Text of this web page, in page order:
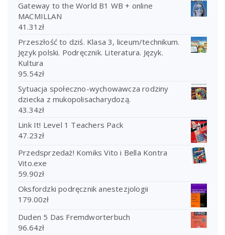
Gateway to the World B1 WB + online
MACMILLAN
41.31 zł
Przeszłość to dziś. Klasa 3, liceum/technikum.
Język polski. Podręcznik. Literatura. Język.
Kultura
95.54zł
Sytuacja społeczno-wychowawcza rodziny
dziecka z mukopolisacharydozą.
43.34zł
Link It! Level 1 Teachers Pack
47.23zł
Przedsprzedaż! Komiks Vito i Bella Kontra
Vito.exe
59.90zł
Oksfordzki podręcznik anestezjologii
179.00zł
Duden 5 Das Fremdworterbuch
96.64zł